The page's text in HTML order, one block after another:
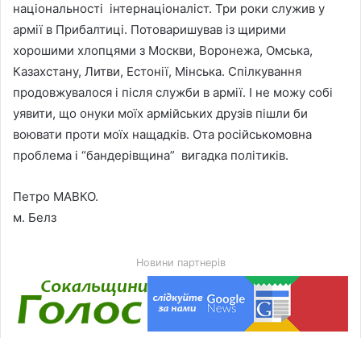
національності інтернаціоналіст. Три роки служив у
армії в Прибалтиці. Потоваришував із щирими
хорошими хлопцями з Москви, Воронежа, Омська,
Казахстану, Литви, Естонії, Мінська. Спілкування
продовжувалося і після служби в армії. І не можу собі
уявити, що онуки моїх армійських друзів пішли би
воювати проти моїх нащадків. Ота російськомовна
проблема і “бандерівщина” вигадка політиків.
Петро МАВКО.
м. Белз
Новини партнерів